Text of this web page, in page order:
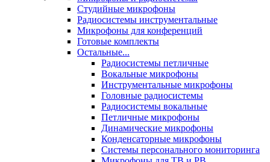
Студийные микрофоны
Радиосистемы инструментальные
Микрофоны для конференций
Готовые комплекты
Остальные...
Радиосистемы петличные
Вокальные микрофоны
Инструментальные микрофоны
Головные радиосистемы
Радиосистемы вокальные
Петличные микрофоны
Динамические микрофоны
Конденсаторные микрофоны
Системы персонального мониторинга